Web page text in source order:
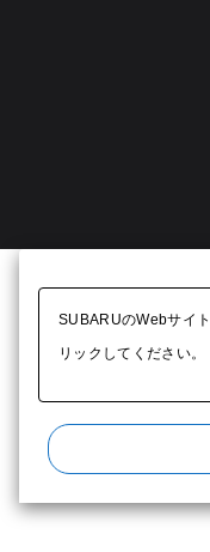
SUBARUのWebサイ
リックしてください。​